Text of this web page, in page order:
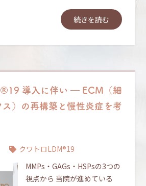
続きを読む
導入に伴い ― ECM（細
）の再構築と慢性炎症を考
クワトロLDM®19
MMPs・GAGs・HSPsの3つの
視点から 当院が進めている